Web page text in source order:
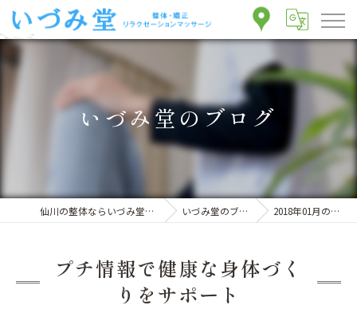
いづみ堂のブログ
仙川の整体ならいづみ堂整体院 いづみ堂のブログ 2018年01月の記事
プチ情報で健康な身体づく
りをサポート